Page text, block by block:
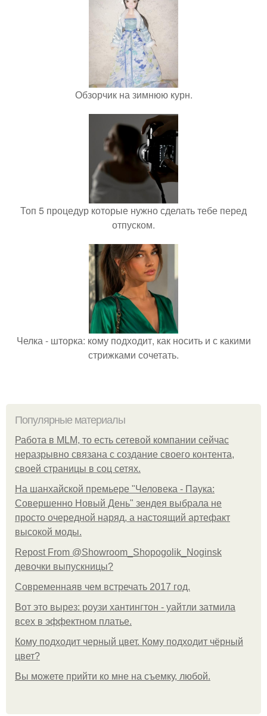
Обзорчик на зимнюю курн.
Топ 5 процедур которые нужно сделать тебе перед
отпуском.
Челка - шторка: кому подходит, как носить и с какими
стрижками сочетать.
Популярные материалы
Работа в MLM, то есть сетевой компании сейчас
неразрывно связана с создание своего контента,
своей страницы в соц сетях.
На шанхайской премьере "Человека - Паука:
Совершенно Новый День" зендея выбрала не
просто очередной наряд, а настоящий артефакт
высокой моды.
Repost From @Showroom_Shopogolik_Noginsk
девочки выпускницы?
Современнаяв чем встречать 2017 год.
Вот это вырез: роузи хантингтон - уайтли затмила
всех в эффектном платьe.
Кому подходит черный цвет. Кому подходит чёрный
цвет?
Вы можете прийти ко мне на съемку, любой.